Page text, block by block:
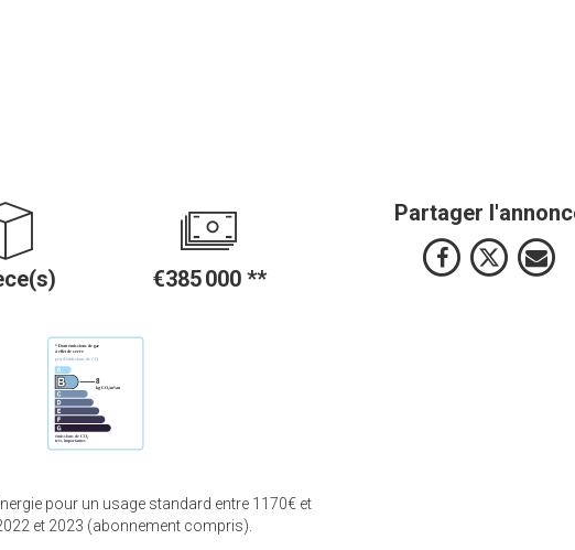
€385 000**
pour un usage standard entre 1170€ et
et 2023 (abonnement compris).
Partager